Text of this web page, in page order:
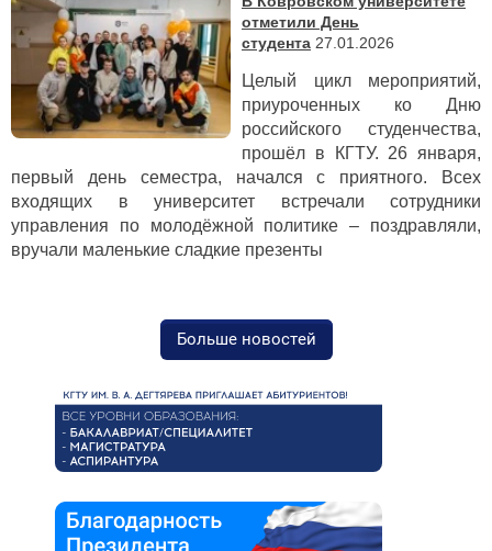
отметили День
студента 27.01.2026
Целый цикл мероприятий,
приуроченных ко Дню
российского студенчества,
прошёл в КГТУ. 26 января,
первый день семестра, начался с приятного. Всех
входящих в университет встречали сотрудники
управления по молодёжной политике – поздравляли,
вручали маленькие сладкие презенты
Больше новостей